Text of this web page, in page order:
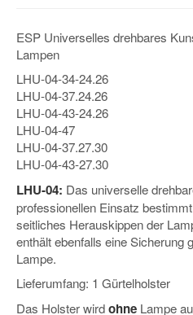
ESP Universelles drehbares
Lampen
LHU-04-34-24.26
LHU-04-37.24.26
LHU-04-43-24.26
LHU-04-47
LHU-04-37.27.30
LHU-04-43-27.30
LHU-04: Das universelle
professionellen Einsatz
seitliches Herauskippen der
enthält ebenfalls eine Sicherung
Lampe.
Lieferumfang: 1 Gürtelholster
Das Holster wirdohne Lampe